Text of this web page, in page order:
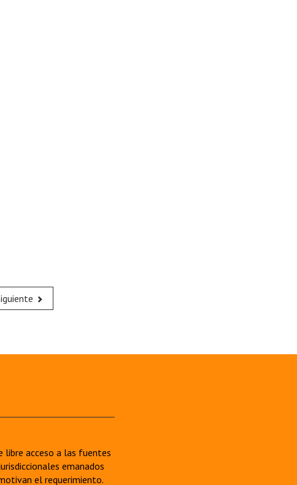
libre acceso a las fuentes
emanados
el requerimiento.